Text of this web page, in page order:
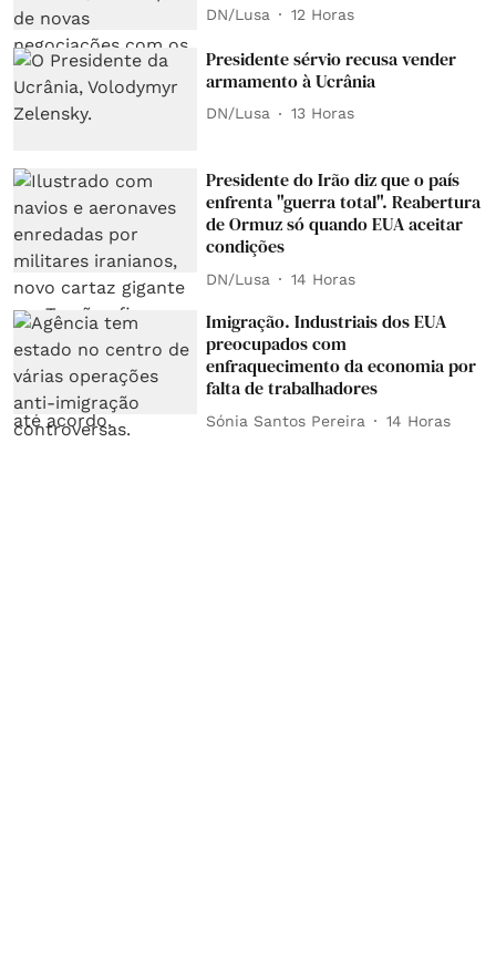
DN/Lusa 12 Horas
Presidente sérvio recusa vender
armamento à Ucrânia
DN/Lusa 13 Horas
Presidente do Irão diz que o país
enfrenta "guerra total". Reabertura
de Ormuz só quando EUA aceitar
condições
DN/Lusa 14 Horas
Imigração. Industriais dos EUA
preocupados com
enfraquecimento da economia por
falta de trabalhadores
Sónia Santos Pereira 14 Horas